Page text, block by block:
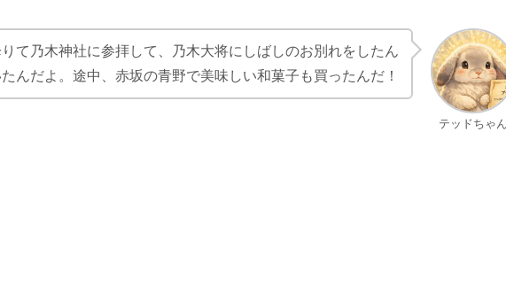
テッドちゃん
て乃木神社に参拝して、乃木大将にしばしのお別れをしたん
んだよ。途中、赤坂の青野で美味しい和菓子も買ったんだ！